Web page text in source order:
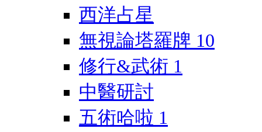
西洋占星
無視論塔羅牌 10
修行&武術 1
中醫研討
五術哈啦 1